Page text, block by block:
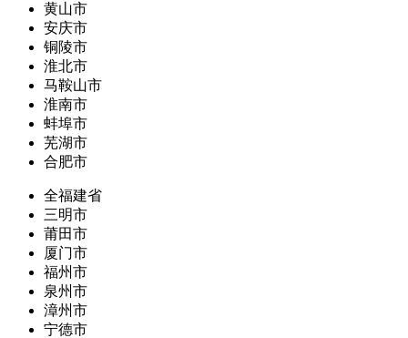
黄山市
安庆市
铜陵市
淮北市
马鞍山市
淮南市
蚌埠市
芜湖市
合肥市
全福建省
三明市
莆田市
厦门市
福州市
泉州市
漳州市
宁德市